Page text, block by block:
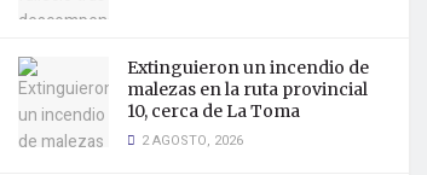
Extinguieron un incendio de
malezas en la ruta provincial
10, cerca de La Toma
2 AGOSTO, 2026